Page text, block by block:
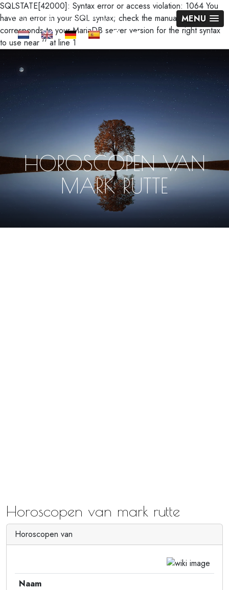
SQLSTATE[42000]: Syntax error or access violation: 1064 You
have an error in your SQL syntax; check the manual that
corresponds to your MariaDB server version for the right syntax
to use near '' at line 1
Toekomst voorspellen MENU
HOROSCOPEN VAN
MARK RUTTE
Horoscopen van mark rutte
Horoscopen van
Naam